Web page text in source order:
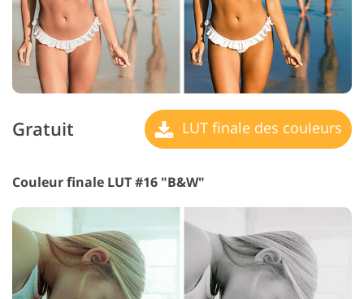
Gratuit LUT finale des couleurs
Couleur finale LUT #16 "B&W"